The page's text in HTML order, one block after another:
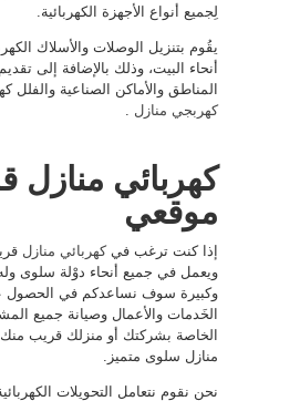
لِجميع أنواع الأجهزة الكهربائية.
يقُوم بتنزيل الوصلات والأسلاك
أنحاء البيت، وذلك بالإضافة إلى
المناطق والأماكن الصناعية والفلل
كهربجي منازل
كهربائي منازل
موقعي
إذا كنت ترغب فيكهربائي منازل
ويعمل في جميع أنحاء دوْلة سلوى
وكبيرة سوف نساعدكم في الحصول
الخَدمات والأعمال وصيانة جميع
الخاصة بشركتك أو منزلك قريب
منازل سلوى متميز.
نحن نقوم نتعامل التحويلات